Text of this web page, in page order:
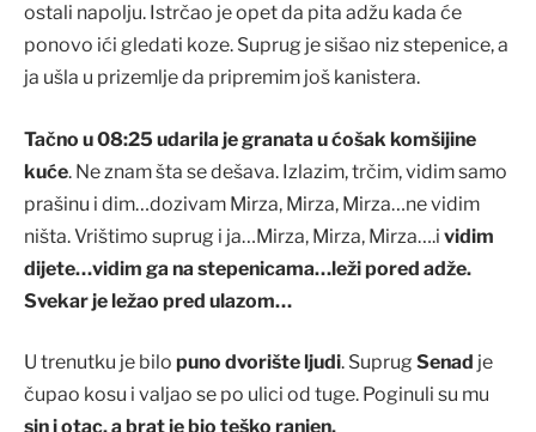
ostali napolju. Istrčao je opet da pita adžu kada će
ponovo ići gledati koze. Suprug je sišao niz stepenice, a
ja ušla u prizemlje da pripremim još kanistera.
Tačno u 08:25 udarila je granata u ćošak komšijine
kuće. Ne znam šta se dešava. Izlazim, trčim, vidim samo
prašinu i dim…dozivam Mirza, Mirza, Mirza…ne vidim
ništa. Vrištimo suprug i ja…Mirza, Mirza, Mirza….i vidim
dijete…vidim ga na stepenicama…leži pored adže.
Svekar je ležao pred ulazom…
U trenutku je bilo puno dvorište ljudi. Suprug Senad je
čupao kosu i valjao se po ulici od tuge. Poginuli su mu
sin i otac, a brat je bio teško ranjen.